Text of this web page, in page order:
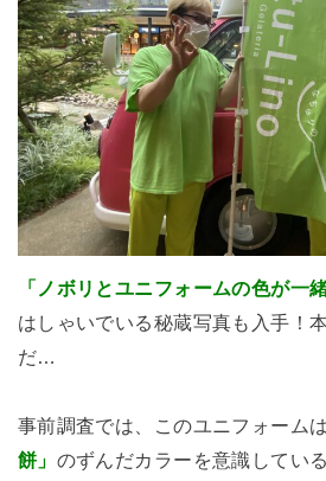
「ノボリとユニフォームの色が一
はしゃいでいる秘蔵写真も入手！
だ…
事前調査では、このユニフォーム
餅」 のずんだカラーを意識してい